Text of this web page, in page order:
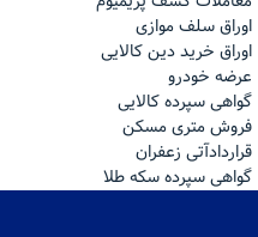
اوراق سلف موازی
اوراق خرید دین کالایی
عرضه خودرو
گواهی سپرده کالایی
فروش مترى مسكن
قراردادآتی زعفران
گواهی سپرده سکه طلا